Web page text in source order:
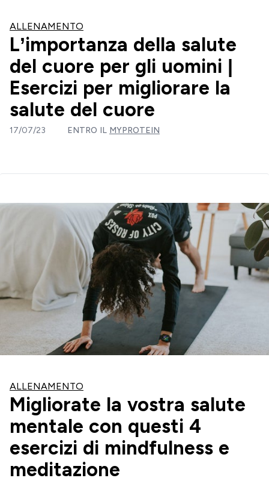
ALLENAMENTO
L’importanza della salute
del cuore per gli uomini |
Esercizi per migliorare la
salute del cuore
17/07/23 ENTRO IL MYPROTEIN
ALLENAMENTO
Migliorate la vostra salute
mentale con questi 4
esercizi di mindfulness e
meditazione